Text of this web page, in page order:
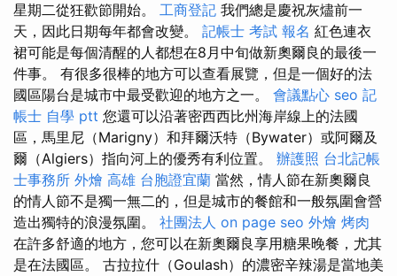
星期二從狂歡節開始。 工商登記 我們總是慶祝灰燼前一
天，因此日期每年都會改變。 記帳士 考試 報名 紅色連衣
裙可能是每個清醒的人都想在8月中旬做新奧爾良的最後一
件事。 有很多很棒的地方可以查看展覽，但是一個好的法
國區陽台是城市中最受歡迎的地方之一。 會議點心 seo 記
帳士 自學 ptt 您還可以沿著密西西比州海岸線上的法國
區，馬里尼（Marigny）和拜爾沃特（Bywater）或阿爾及
爾（Algiers）指向河上的優秀有利位置。 辦護照 台北記帳
士事務所 外燴 高雄 台胞證宜蘭 當然，情人節在新奧爾良
的情人節不是獨一無二的，但是城市的餐館和一般氛圍會營
造出獨特的浪漫氛圍。 社團法人 on page seo 外燴 烤肉
在許多舒適的地方，您可以在新奧爾良享用糖果晚餐，尤其
是在法國區。 古拉拉什（Goulash）的濃密辛辣湯是當地美